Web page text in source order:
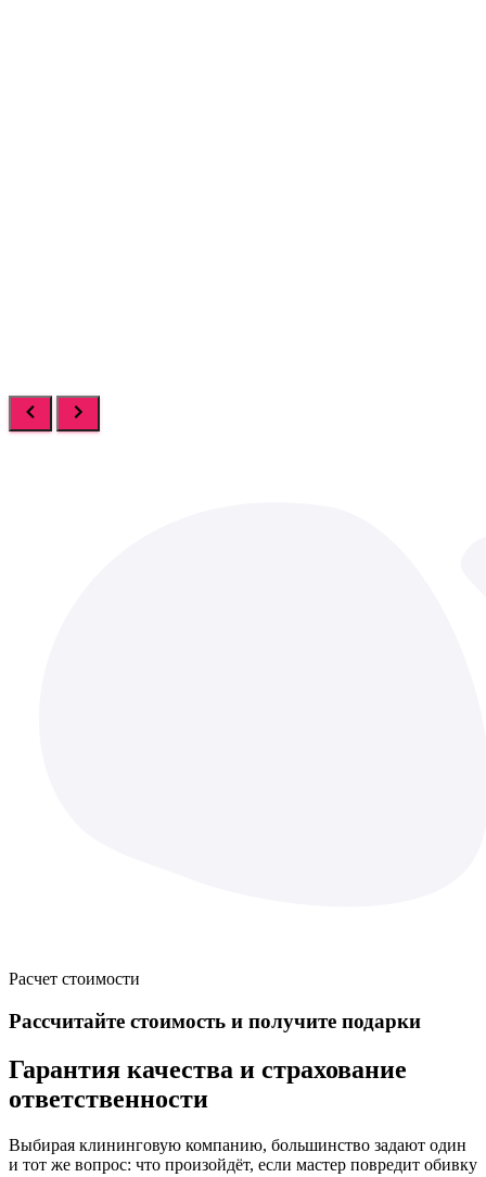
Расчет стоимости
Рассчитайте стоимость и получите подарки
Гарантия качества и страхование
ответственности
Выбирая клининговую компанию, большинство задают один
и тот же вопрос: что произойдёт, если мастер повредит обивку